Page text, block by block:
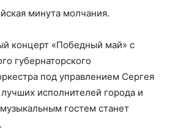
минута молчания.
концерт «Победный май» с
губернаторского
под управлением Сергея
исполнителей города и
гостем станет